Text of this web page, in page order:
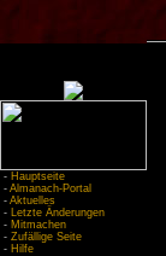
- Hauptseite
- Almanach-Portal
- Aktuelles
- Letzte Änderungen
- Mitmachen
- Zufällige Seite
- Hilfe